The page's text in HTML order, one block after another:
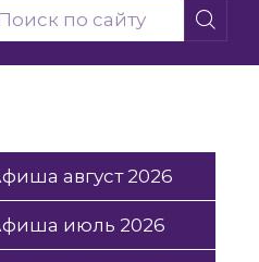
август 2026
июль 2026